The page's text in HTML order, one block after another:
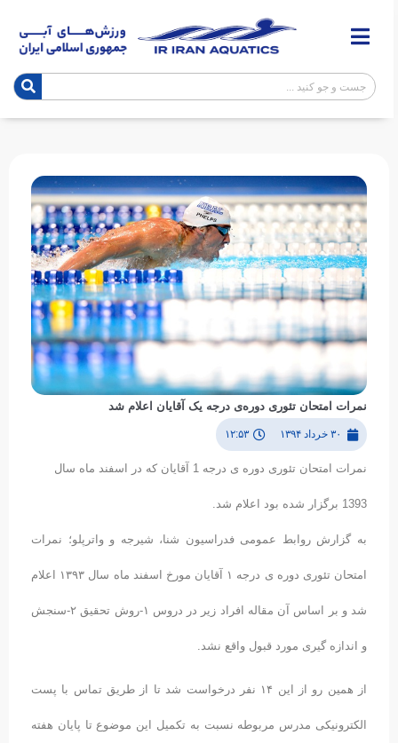
نمرات امتحان تئوری دوره‌ی درجه یک آقایان اعلام شد
۳۰ خرداد ۱۳۹۴ ۱۲:۵۳
نمرات امتحان تئوری دوره ی درجه 1 آقایان که در اسفند ماه سال
1393 برگزار شده بود اعلام شد.
به گزارش روابط عمومی فدراسیون شنا، شیرجه و واترپلو؛ نمرات
امتحان تئوری دوره ی درجه ۱ آقایان مورخ اسفند ماه سال ۱۳۹۳ اعلام
شد و بر اساس آن مقاله افراد زیر در دروس ۱-روش تحقیق ۲-سنجش
و اندازه گیری مورد قبول واقع نشد.
از همین رو از این ۱۴ نفر درخواست شد تا از طریق تماس با پست
الکترونیکی مدرس مربوطه نسبت به تکمیل این موضوع تا پایان هفته